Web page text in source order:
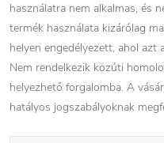
használatra nem alkalmas, és
termék használata kizárólag
helyen engedélyezett, ahol azt
Nem rendelkezik közúti
helyezhető forgalomba. A
hatályos jogszabályoknak